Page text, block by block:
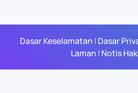
Dasar Keselamatan | Dasar
Laman | Notis